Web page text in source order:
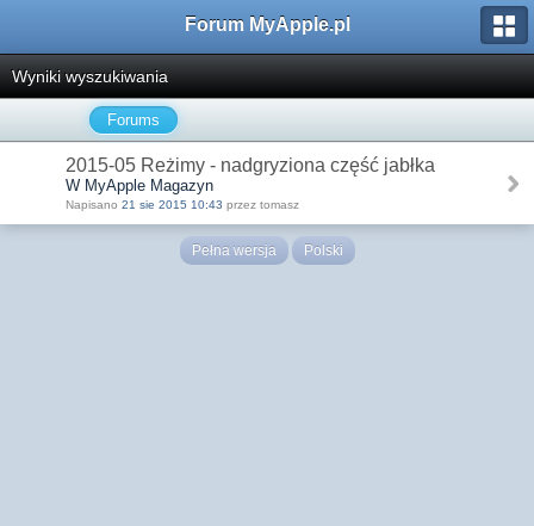
Forum MyApple.pl
Wyniki wyszukiwania
Forums
2015-05 Reżimy - nadgryziona część jabłka
W MyApple Magazyn
Napisano 21 sie 2015 10:43 przez tomasz
Pełna wersja Polski